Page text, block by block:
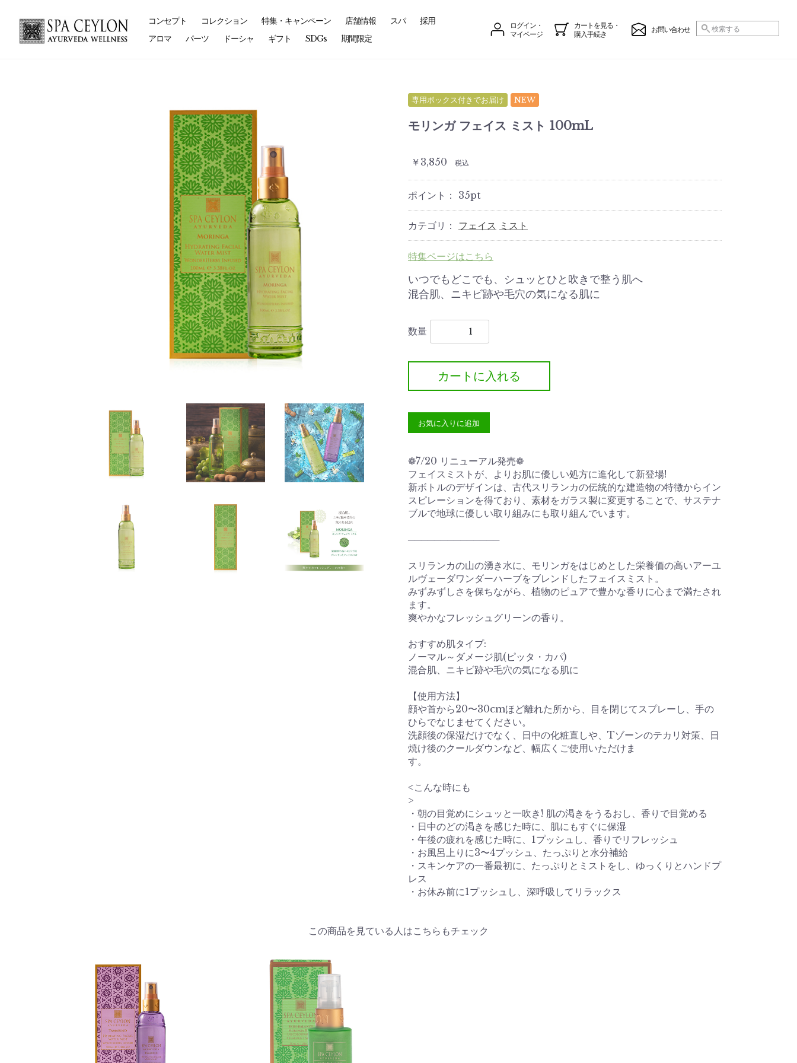
コンセプト コレクション 特集・キャンペーン 店舗情報 スパ
採用
アロマ
パーツ ドーシャ ギフト SDGs 期間限定
ログイン・
マイページ
カートを見る・
購入手続き
お問い合わせ
専用ボックス付きでお届け NEW
モリンガ フェイス ミスト 100mL
￥3,850 税込
ポイント： 35pt
カテゴリ： フェイス ミスト
特集ページはこちら
いつでもどこでも、シュッとひと吹きで整う肌へ
混合肌、ニキビ跡や毛穴の気になる肌に
数量
カートに入れる
お気に入りに追加
❁7/20 リニューアル発売❁
フェイスミストが、よりお肌に優しい処方に進化して新登場!
新ボトルのデザインは、古代スリランカの伝統的な建造物の特徴からイン
スピレーションを得ており、素材をガラス製に変更することで、サステナ
ブルで地球に優しい取り組みにも取り組んでいます。
──────────────
スリランカの山の湧き水に、モリンガをはじめとした栄養価の高いアーユ
ルヴェーダワンダーハーブをブレンドしたフェイスミスト。
みずみずしさを保ちながら、植物のピュアで豊かな香りに心まで満たされ
ます。
爽やかなフレッシュグリーンの香り。
おすすめ肌タイプ:
ノーマル～ダメージ肌(ピッタ・カパ)
混合肌、ニキビ跡や毛穴の気になる肌に
【使用方法】
顔や首から20〜30cmほど離れた所から、目を閉じてスプレーし、手の
ひらでなじませてください。
洗顔後の保湿だけでなく、日中の化粧直しや、Tゾーンのテカリ対策、日
焼け後のクールダウンなど、幅広くご使用いただけま
す
<こんな時にも
>
・朝の目覚めにシュッと一吹き! 肌の渇きをうるおし、香りで目覚める
・日中のどの渇きを感じた時に、肌にもすぐに保湿
・午後の疲れを感じた時に、1プッシュし、香りでリフレッシュ
・お風呂上りに3〜4プッシュ、たっぷりと水分補給
・スキンケアの一番最初に、たっぷりとミストをし、ゆっくりとハンドプ
レス
・お休み前に1プッシュし、深呼吸してリラックス
この商品を見ている人はこちらもチェック